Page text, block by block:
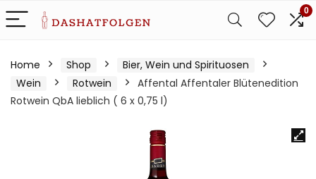
0
Home Shop
Bier, Wein und Spirituosen
Wein
Rotwein
Affental Affentaler Blütenedition
Rotwein QbA lieblich ( 6 x 0,75 l)